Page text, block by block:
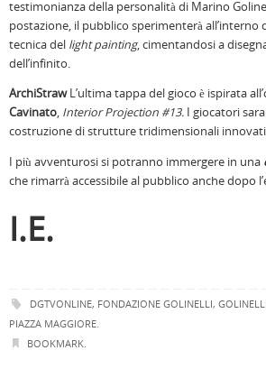
testimonianza della personalità di Marino
postazione, il pubblico sperimenterà all’interno
tecnica del light painting, cimentandosi a
dell’infinito.
ArchiStrawL’ultima tappa del gioco è ispirata
Cavinato, Interior Projection #13. I giocatori
costruzione di strutture tridimensionali
I più avventurosi si potranno immergere in una
che rimarrà accessibile al pubblico anche dopo
I.E.
DGTVONLINE, FONDAZIONE GOLINELLI, GOLINELLI
PIAZZA MAGGIORE.
BOOKMARK.